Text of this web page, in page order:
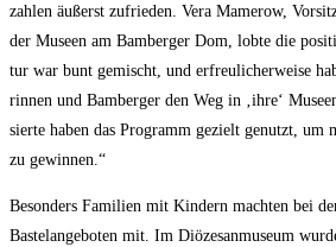
zah­len äußerst zufrie­den. Vera Mame­row,
der Muse­en am Bam­ber­ger Dom, lob­te die
tur war bunt gemischt, und erfreu­li­cher­wei­se
rin­nen und Bam­ber­ger den Weg in ‚ihre‘
sier­te haben das Pro­gramm gezielt genutzt, um
zu gewinnen.“
Beson­ders Fami­li­en mit Kin­dern mach­ten bei
Bas­te­l­an­ge­bo­ten mit. Im Diö­ze­san­mu­se­um